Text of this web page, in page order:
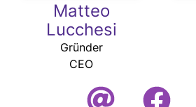
Matteo
Lucchesi
Gründer
CEO